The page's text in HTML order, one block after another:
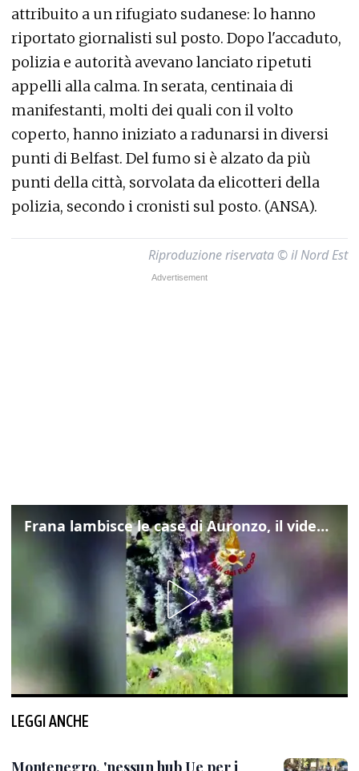
attribuito a un rifugiato sudanese: lo hanno
riportato giornalisti sul posto. Dopo l'accaduto,
polizia e autorità avevano lanciato ripetuti
appelli alla calma. In serata, centinaia di
manifestanti, molti dei quali con il volto
coperto, hanno iniziato a radunarsi in diversi
punti di Belfast. Del fumo si è alzato da più
punti della città, sorvolata da elicotteri della
polizia, secondo i cronisti sul posto. (ANSA).
Riproduzione riservata © il Nord Est
Frana lambisce le case di Auronzo, il video dall'elicottero dei vigili del fuoco
LEGGI ANCHE
Montenegro, 'nessun hub Ue per i